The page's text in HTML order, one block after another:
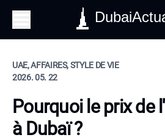
UAE, AFFAIRES, STYLE DE VIE
2026. 05. 22
Pourquoi le prix de
à Dubaï ?